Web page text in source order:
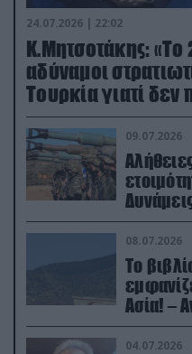
24.07.2026 | 22:02
Κ.Μητσοτάκης: «Το
αδύναμοι
Τουρκία γιατί δεν
(βίντεο)
09.07.2026
08.07.2026
Το
Ασία! –
04.07.2026